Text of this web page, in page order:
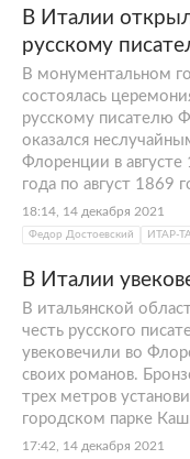
В Италии
русскому
В монументальном
состоялась
русскому писателю
оказался
Флоренции в августе
года по август 1869
18:14, 14 декабря 2021
Федор Достоевский ИТАР-
В Италии
В итальянской
честь русского
увековечили во
своих романов.
трех метров
городском парке
17:42, 14 декабря 2021